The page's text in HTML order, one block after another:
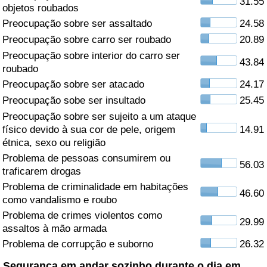
objetos roubados
Preocupação sobre ser assaltado
24.58
Preocupação sobre carro ser roubado
20.89
Preocupação sobre interior do carro ser
roubado
43.84
Preocupação sobre ser atacado
24.17
Preocupação sobe ser insultado
25.45
Preocupação sobre ser sujeito a um ataque
físico devido à sua cor de pele, origem
étnica, sexo ou religião
14.91
Problema de pessoas consumirem ou
traficarem drogas
56.03
Problema de criminalidade em habitações
como vandalismo e roubo
46.60
Problema de crimes violentos como
assaltos à mão armada
29.99
Problema de corrupção e suborno
26.32
Saúde
Indicador de Saúde (Atual)
Indicador de Saúde
Indicador de Saúde por País
Poluição
Indicador de Poluição (Atual)
Índice de poluição
Indicador de Poluição por País
Trânsito